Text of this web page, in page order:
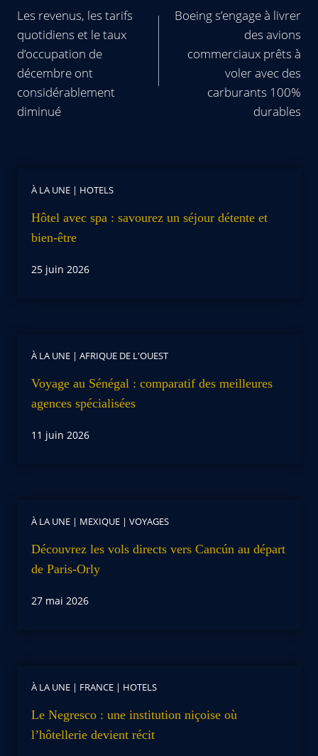
Les revenus, les tarifs
quotidiens et le taux
d’occupation de
décembre ont
considérablement
diminué
Boeing s’engage à livrer
des avions
commerciaux prêts à
voler avec des
carburants 100%
durables
À LA UNE | HOTELS
Hôtel avec spa : savourez un séjour détente et
bien-être
25 juin 2026
À LA UNE | AFRIQUE DE L'OUEST
Voyage au Sénégal : comparatif des meilleures
agences spécialisées
11 juin 2026
À LA UNE | MEXIQUE | VOYAGES
Découvrez les vols directs vers Cancún au départ
de Paris-Orly
27 mai 2026
À LA UNE | FRANCE | HOTELS
Le Negresco : une institution niçoise où
l’hôtellerie devient récit